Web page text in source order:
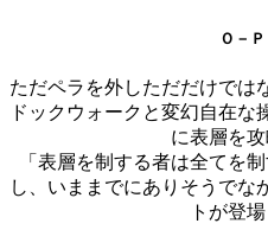
Ｏ－
ただペラを外しただだけでは
ドックウォークと変幻自在な
に表層を攻
「表層を制する者は全てを
し、いままでにありそうでな
トが登